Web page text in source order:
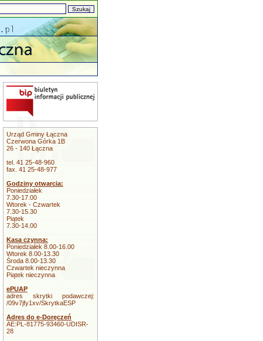
Urząd Gminy Łączna
Czerwona Górka 1B
26 - 140 Łączna
tel. 41 25-48-960
fax. 41 25-48-977
Godziny otwarcia:
Poniedziałek
7.30-17.00
Wtorek - Czwartek
7.30-15.30
Piątek
7.30-14.00
Kasa czynna:
Poniedziałek 8.00-16.00
Wtorek 8.00-13.30
Środa 8.00-13.30
Czwartek nieczynna
Piątek nieczynna
ePUAP
adres skrytki podawczej:
/09v7jfy1xv/SkrytkaESP
Adres do e-Doręczeń
AE:PL-81775-93460-UDISR-
28